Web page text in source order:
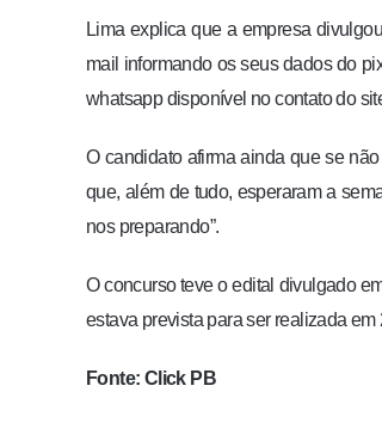
Lima explica que a empresa
mail informando os seus dados do
whatsapp disponível no contato do
O candidato afirma ainda que se
que, além de tudo, esperaram a
nos preparando”.
O concurso teve o edital divulgado
estava prevista para ser realizada em
Fonte: Click PB